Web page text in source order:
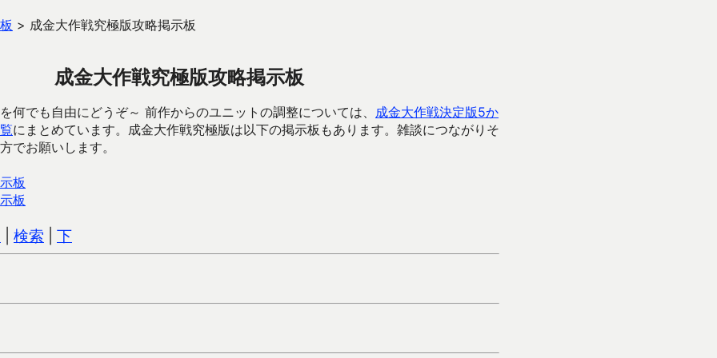
> 成金大作戦究極版攻略掲示板
成金大作戦究極版攻略掲示板
何でも自由にどうぞ～ 前作からのユニットの調整については、 成金大作戦決定版5か
にまとめています。成金大作戦究極版は以下の掲示板もあります。雑談につながりそ
でお願いします。
板
板
検索 下